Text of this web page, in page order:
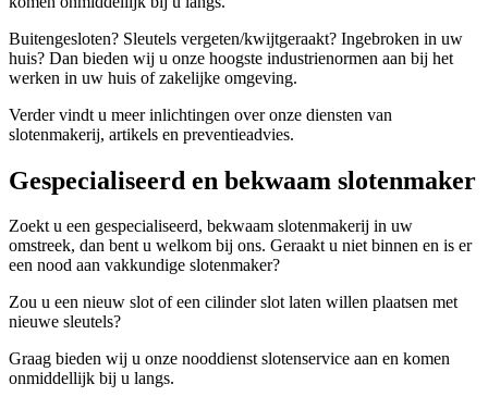
Buitengesloten? Sleutels vergeten/kwijtgeraakt? Ingebroken in uw
huis? Dan bieden wij u onze hoogste industrienormen aan bij het
werken in uw huis of zakelijke omgeving.
Verder vindt u meer inlichtingen over onze diensten van
slotenmakerij, artikels en preventieadvies.
Gespecialiseerd en bekwaam slotenmaker
Zoekt u een gespecialiseerd, bekwaam slotenmakerij in uw
omstreek, dan bent u welkom bij ons. Geraakt u niet binnen en is er
een nood aan vakkundige slotenmaker?
Zou u een nieuw slot of een cilinder slot laten willen plaatsen met
nieuwe sleutels?
Graag bieden wij u onze nooddienst slotenservice aan en komen
onmiddellijk bij u langs.